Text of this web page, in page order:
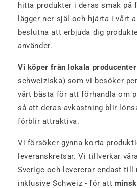
hitta produkter i deras smak på
lägger ner själ och hjärta i vårt
beslutna att erbjuda dig
använder.
Vi köper från lokala producenter
schweiziska) som vi besöker
vårt bästa för att förhandla om
så att deras avkastning blir
förblir attraktiva.
Vi försöker gynna korta
leveranskretsar. Vi tillverkar
Sverige och levererar endast till
inklusive Schweiz - för att